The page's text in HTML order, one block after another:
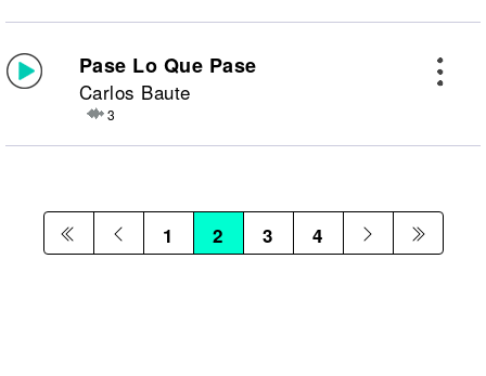
Pase Lo Que Pase
Carlos Baute
3
1 2 3 4